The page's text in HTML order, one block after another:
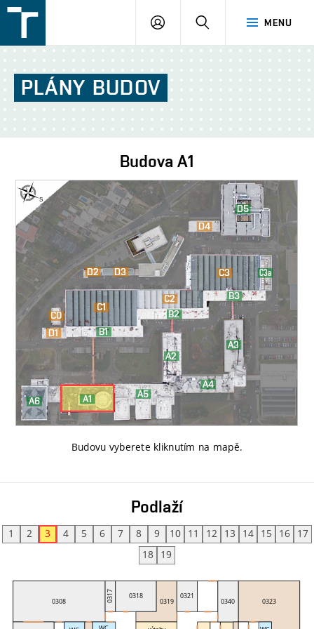
v
Brně
MENU
PŘIHLÁŠENÍ
PLÁNY BUDOV
Budova A1
Budovu vyberete kliknutím na mapě.
Podlaží
1 2 3 4 5 6 7 8 9 10 11 12 13 14 15 16
17
18
19